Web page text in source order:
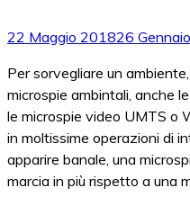
22 Maggio 201826
Per sorvegliare un
microspie ambintali, anche
le microspie video UMTS o
in moltissime operazioni di
apparire banale, una
marcia in più rispetto a una